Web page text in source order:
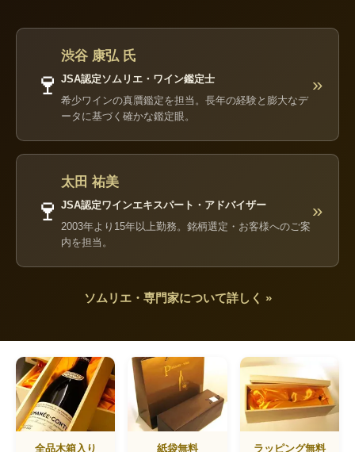
🍷
渋谷 康弘 氏
JSA認定ソムリエ・ワイン鑑定士
希少ワインの真贋鑑定を担当。長年の経験と膨大なデ
ータに基づく確かな鑑定眼。
»
🍷
太田 祐美
JSA認定ワインエキスパート・アドバイザー
2003年より15年以上勤務。銘柄選定・お客様へのご案
内を担当。
»
ソムリエ・専門家について詳しく »
全品木箱入り 紙袋無料 ラッピング無料